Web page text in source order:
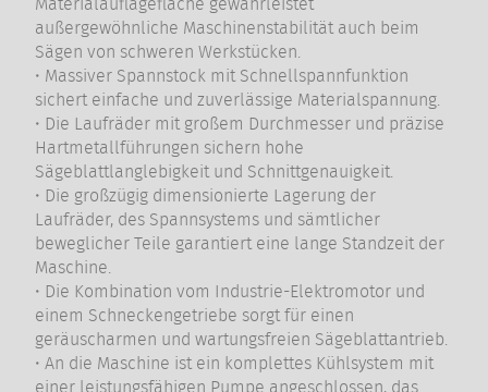
außergewöhnliche Maschinenstabilität auch beim
Sägen von schweren Werkstücken.
• Massiver Spannstock mit Schnellspannfunktion
sichert einfache und zuverlässige Materialspannung.
• Die Laufräder mit großem Durchmesser und präzise
Hartmetallführungen sichern hohe
Sägeblattlanglebigkeit und Schnittgenauigkeit.
• Die großzügig dimensionierte Lagerung der
Laufräder, des Spannsystems und sämtlicher
beweglicher Teile garantiert eine lange Standzeit der
Maschine.
• Die Kombination vom Industrie-Elektromotor und
einem Schneckengetriebe sorgt für einen
geräuscharmen und wartungsfreien Sägeblattantrieb.
• An die Maschine ist ein komplettes Kühlsystem mit
einer leistungsfähigen Pumpe angeschlossen, das